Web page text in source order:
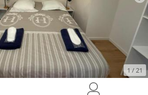
1 / 21